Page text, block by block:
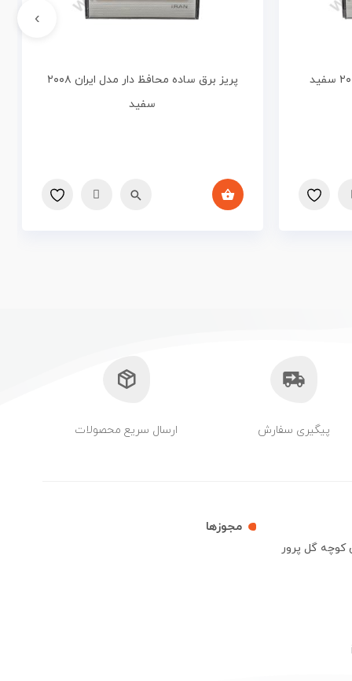
پریز برق ساده محافظ دار مدل ایران ۲۰۰۸
سفید
›
پیگیری سفارش ارسال سریع محصولات
کوچه گل پرور
مجوزها